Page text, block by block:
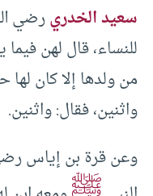
سعيد الخدريرضي
للنساء، قال لهن
من ولدها إلا كان لها
واثنين، فقال: واثنين.
وعن قرة بن إياس
ﷺ